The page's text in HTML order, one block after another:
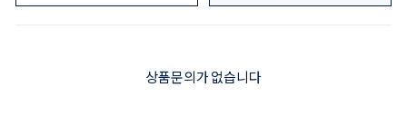
상품문의가 없습니다